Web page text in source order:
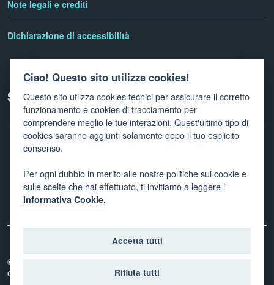
Note legali e crediti
Dichiarazione di accessibilità
Seguici su
Facebook
© 2026
coesione sociale
Ciao! Questo sito utilizza cookies!
Questo sito utilzza cookies tecnici per assicurare il corretto
funzionamento e cookies di tracciamento per
comprendere meglio le tue interazioni. Quest'ultimo tipo di
cookies saranno aggiunti solamente dopo il tuo esplicito
consenso.
Per ogni dubbio in merito alle nostre politiche sui cookie e
sulle scelte che hai effettuato, ti invitiamo a leggere l'
Informativa Cookie.
Accetta tutti
Rifiuta tutti